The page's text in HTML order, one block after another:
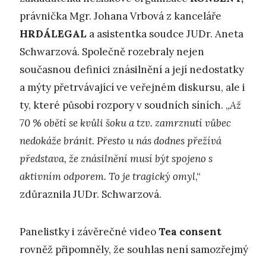
právnička Mgr. Johana Vrbová z kanceláře
HRDÁLEGAL a asistentka soudce JUDr. Aneta
Schwarzová. Společně rozebraly nejen
současnou definici znásilnění a její nedostatky
a mýty přetrvávající ve veřejném diskursu, ale i
ty, které působí rozpory v soudních síních. „Až
70 % obětí se kvůli šoku a tzv. zamrznutí vůbec
nedokáže bránit. Přesto u nás dodnes přežívá
představa, že znásilnění musí být spojeno s
aktivním odporem. To je tragický omyl,“
zdůraznila JUDr. Schwarzová.
Panelistky i závěrečné videoTea consent
rovněž připomněly, že souhlas není samozřejmý